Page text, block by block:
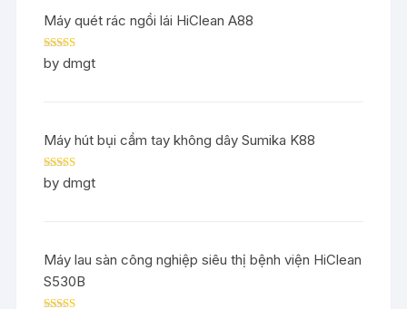
Máy quét rác ngồi lái HiClean A88
Rated5out
of 5
by dmgt
Máy hút bụi cầm tay không dây Sumika K88
Rated5out
of 5
by dmgt
Máy lau sàn công nghiệp siêu thị bệnh viện HiClean
S530B